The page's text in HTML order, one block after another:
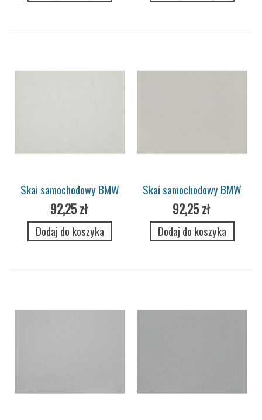
Skai samochodowy BMW
Merino 7708 smoke white
92,25 zł
Dodaj do koszyka
Skai samochodowy BMW
Merino 7710 ivory white
92,25 zł
Dodaj do koszyka